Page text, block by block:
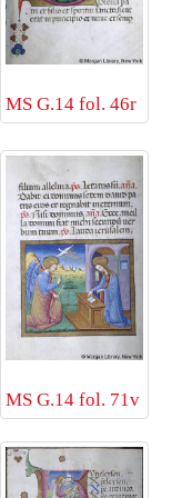
MS G.14 fol. 46r
MS G.14 fol. 71v